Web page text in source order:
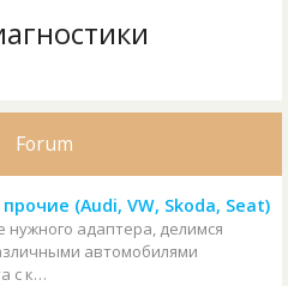
Forum
прочие (Audi, VW, Skoda, Seat)
адаптера, делимся
автомобилями